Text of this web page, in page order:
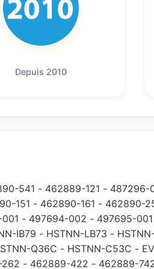
Depuis 2010
541 - 462889-121 - 487296-
151 - 462890-161 - 462890-
- 497694-002 - 497695-001
IB79 - HSTNN-LB73 -
Q36C - HSTNN-C53C -
- 462889-422 - 462889-